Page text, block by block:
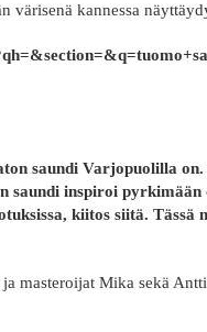
värisenä kannessa
saundi Varjopuolilla
saundi inspiroi pyrkimään
kiitos siitä.
masteroijat Mika sekä